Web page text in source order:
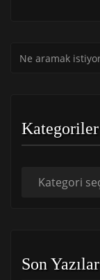
Kategoriler
Kategoriler
Son Yazılar